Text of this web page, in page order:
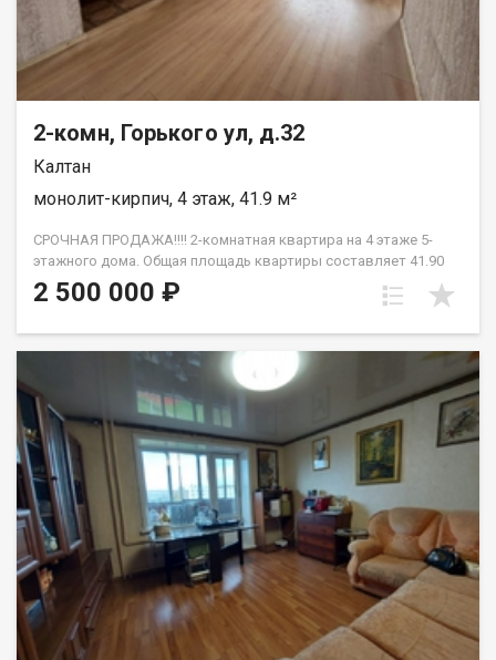
2-комн, Горького ул, д.32
Калтан
монолит-кирпич, 4 этаж, 41.9 м²
СРОЧНАЯ ПРОДАЖА!!!! 2-комнатная квартира на 4 этаже 5-
этажного дома. Общая площадь квартиры составляет 41.90
кв.м., кухня 6 кв.м. Сейчас в квартире сделан стандартный
ремонт: Окна ПВХ Балкон застеклен Натяжные потолки
детская поликлиника, Сбербанк в этом же доме, а также
несколько супермаркетов. Разумный торг!!! Эта квартира
идеально подходит для тех, кто ценит комфорт и уют, а также
экономичные варианты. Не упустите свой шанс приобрести
идеальное жилье для вашей семьи! Звоните прямо сейчас и
узнайте больше о этом предложении! Объект в задатке/броне
Назовите при звонке данный номер объявления - 541744
Номер объекта: 541744. Елена
2 500 000 ₽